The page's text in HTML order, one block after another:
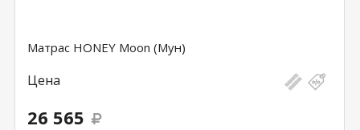
Матрас HONEY Moon (Мун)
Цена
26 565